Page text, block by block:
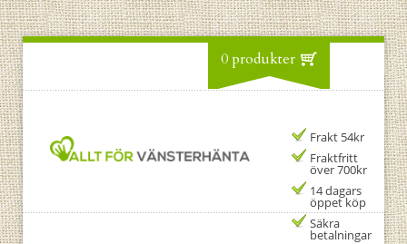
0 produkter
Frakt 54kr
Fraktfritt
över 700kr
14 dagars
öppet köp
Säkra
betalningar